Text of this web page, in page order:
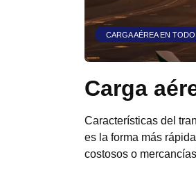
CARGA AÉREA EN
Carga
Características del
es la forma más
costosos o